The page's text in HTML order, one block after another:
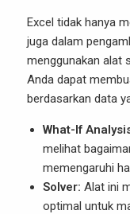
Excel tidak hanya
juga dalam
menggunakan alat
Anda dapat
berdasarkan data
What-If
melihat
memengaruhi
Solver: Alat ini
optimal untuk